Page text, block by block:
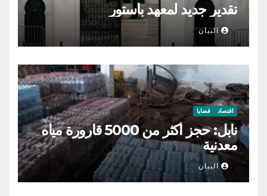
تقدير جديد لمعهد باستور
البيان
اقتصاد قضايا
نابل: حجز أكثر من 5000 قارورة مياه
معدنية
البيان